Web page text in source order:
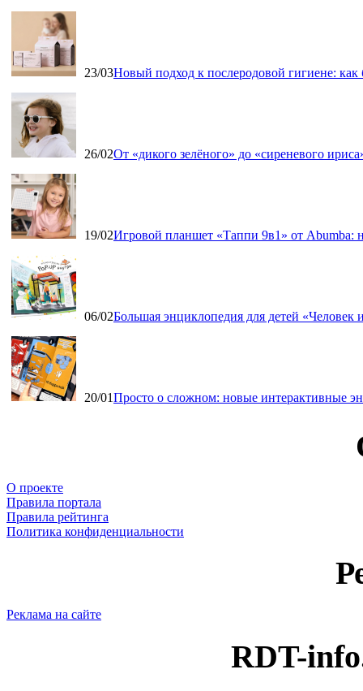
23/03Новый подход к послеродовой гигиене:
26/02От «дикого зелёного» до «сиреневого
19/02Игровой планшет «Таппи 9в1» от Abumba:
06/02Большая энциклопедия для детей
20/01Просто о сложном: новые интерактивные
О проекте
Правила портала
Правила рейтинга
Политика конфиденциальности
Реклама на сайте
RDT-